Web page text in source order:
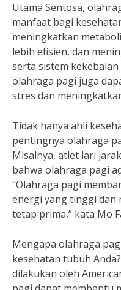
Utama Sentosa,
manfaat bagi
meningkatkan
lebih efisien, dan
serta sistem kekebalan
olahraga pagi juga
stres dan
Tidak hanya ahli
pentingnya olahraga
Misalnya, atlet lari
bahwa olahraga pagi
“Olahraga pagi
energi yang tinggi dan
tetap prima,” kata Mo
Mengapa olahraga
kesehatan tubuh
dilakukan oleh